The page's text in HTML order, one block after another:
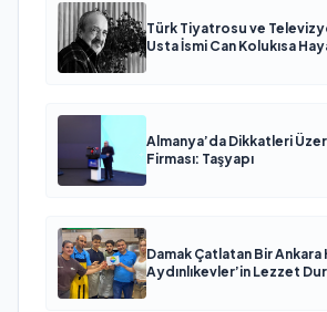
Türk Tiyatrosu ve
Usta İsmi Can Kolukısa
Almanya’da Dikkatleri
Firması: Taşyapı
Damak Çatlatan Bir Ankara
Aydınlıkevler’in Lezzet